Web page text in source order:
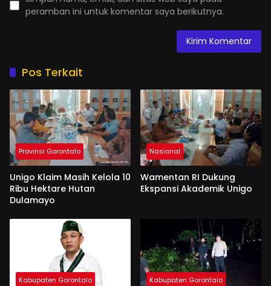
peramban ini untuk komentar saya berikutnya.
Pos Terkait
Provinsi Gorontalo
Unigo Klaim Masih Kelola 10
Ribu Hektare Hutan
Dulamayo
Nasional
Wamentan RI Dukung
Ekspansi Akademik Unigo
Kabupaten Gorontalo Kabupaten Gorontalo